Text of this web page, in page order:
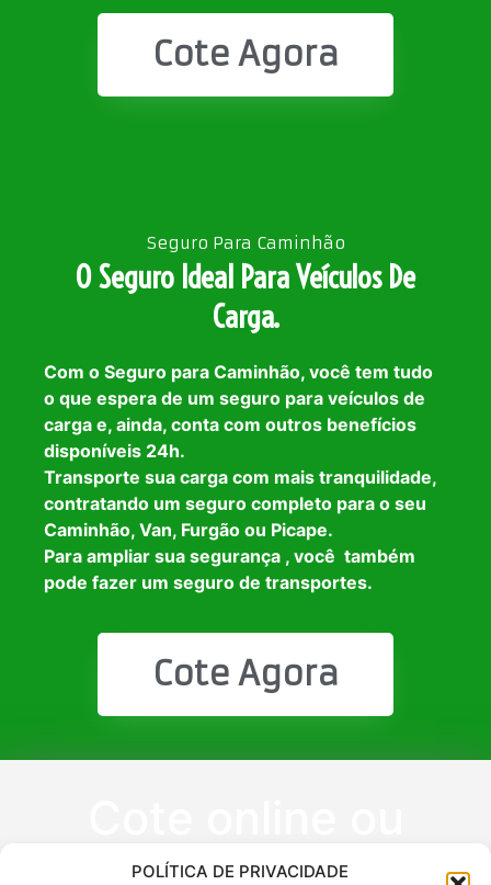
POLÍTICA DE PRIVACIDADE
Cote Agora
Seguro Para Caminhão
O Seguro Ideal Para Veículos De
Carga.
Com o Seguro para Caminhão, você tem tudo
o que espera de um seguro para veículos de
carga e, ainda, conta com outros benefícios
disponíveis 24h.
Transporte sua carga com mais tranquilidade,
contratando um seguro completo para o seu
Caminhão, Van, Furgão ou Picape.
Para ampliar sua segurança , você também
pode fazer um seguro de transportes.
Cote Agora
peça via